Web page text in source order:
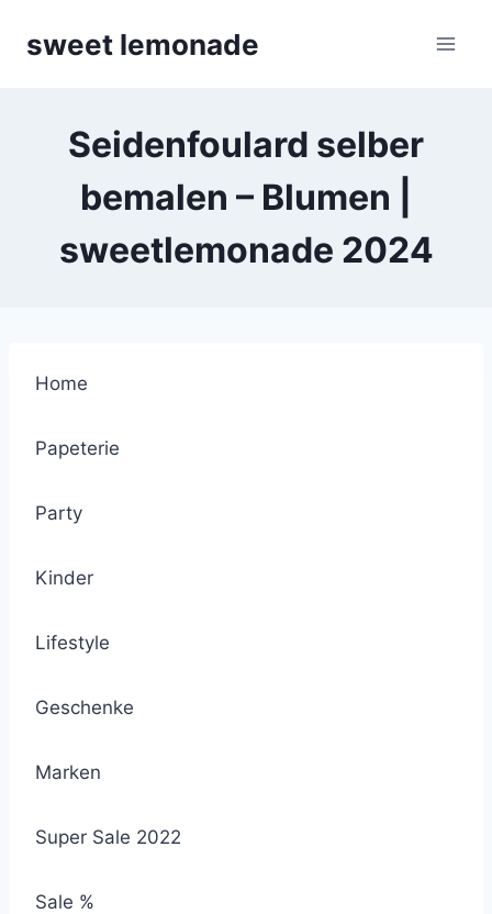
sweet lemonade
Seidenfoulard selber
bemalen – Blumen |
sweetlemonade 2024
Home
Papeterie
Party
Kinder
Lifestyle
Geschenke
Marken
Super Sale 2022
Sale %